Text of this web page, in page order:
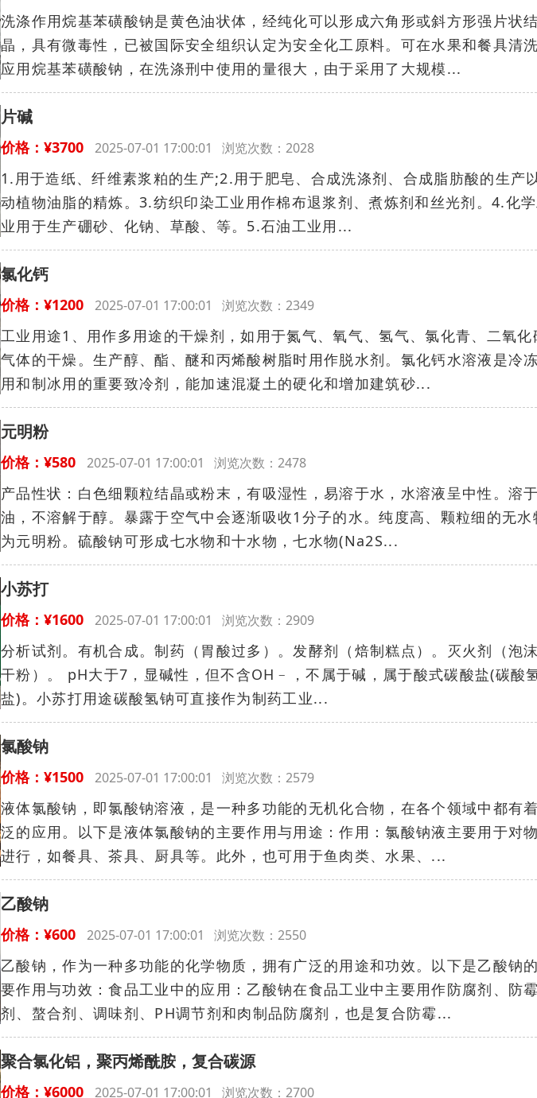
洗涤作用烷基苯磺酸钠是黄色油状体，经纯化可以形成六角形或斜方形强片状
晶，具有微毒性，已被国际安全组织认定为安全化工原料。可在水果和餐具清
应用烷基苯磺酸钠，在洗涤刑中使用的量很大，由于采用了大规模...
片碱
价格：¥3700 2025-07-01 17:00:01 浏览次数：2028
1.用于造纸、纤维素浆粕的生产;2.用于肥皂、合成洗涤剂、合成脂肪酸的生产
动植物油脂的精炼。3.纺织印染工业用作棉布退浆剂、煮炼剂和丝光剂。4.化
业用于生产硼砂、化钠、草酸、等。5.石油工业用...
氯化钙
价格：¥1200 2025-07-01 17:00:01 浏览次数：2349
工业用途1、用作多用途的干燥剂，如用于氮气、氧气、氢气、氯化青、二氧化
气体的干燥。生产醇、酯、醚和丙烯酸树脂时用作脱水剂。氯化钙水溶液是冷
用和制冰用的重要致冷剂，能加速混凝土的硬化和增加建筑砂...
元明粉
价格：¥580 2025-07-01 17:00:01 浏览次数：2478
产品性状：白色细颗粒结晶或粉末，有吸湿性，易溶于水，水溶液呈中性。溶
油，不溶解于醇。暴露于空气中会逐渐吸收1分子的水。纯度高、颗粒细的无水
为元明粉。硫酸钠可形成七水物和十水物，七水物(Na2S...
小苏打
价格：¥1600 2025-07-01 17:00:01 浏览次数：2909
分析试剂。有机合成。制药（胃酸过多）。发酵剂（焙制糕点）。灭火剂（泡
干粉）。 pH大于7，显碱性，但不含OH﹣，不属于碱，属于酸式碳酸盐(碳酸
盐)。小苏打用途碳酸氢钠可直接作为制药工业...
氯酸钠
价格：¥1500 2025-07-01 17:00:01 浏览次数：2579
液体氯酸钠，即氯酸钠溶液，是一种多功能的无机化合物，在各个领域中都有
泛的应用。以下是液体氯酸钠的主要作用与用途：作用：氯酸钠液主要用于对
进行，如餐具、茶具、厨具等。此外，也可用于鱼肉类、水果、...
乙酸钠
价格：¥600 2025-07-01 17:00:01 浏览次数：2550
乙酸钠，作为一种多功能的化学物质，拥有广泛的用途和功效。以下是乙酸钠
要作用与功效：食品工业中的应用：乙酸钠在食品工业中主要用作防腐剂、防
剂、螯合剂、调味剂、PH调节剂和肉制品防腐剂，也是复合防霉...
聚合氯化铝，聚丙烯酰胺，复合碳源
价格：¥6000 2025-07-01 17:00:01 浏览次数：2700